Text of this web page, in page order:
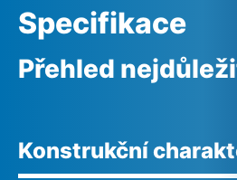
Specifikace
Přehled
Konstrukční